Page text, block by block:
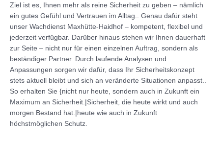
Ziel ist es, Ihnen mehr als reine Sicherheit zu geben – nämlich
ein gutes Gefühl und Vertrauen im Alltag.. Genau dafür steht
unser Wachdienst Maxhütte-Haidhof – kompetent, flexibel und
jederzeit verfügbar. Darüber hinaus stehen wir Ihnen dauerhaft
zur Seite – nicht nur für einen einzelnen Auftrag, sondern als
beständiger Partner. Durch laufende Analysen und
Anpassungen sorgen wir dafür, dass Ihr Sicherheitskonzept
stets aktuell bleibt und sich an veränderte Situationen anpasst..
So erhalten Sie {nicht nur heute, sondern auch in Zukunft ein
Maximum an Sicherheit.|Sicherheit, die heute wirkt und auch
morgen Bestand hat.|heute wie auch in Zukunft
höchstmöglichen Schutz.